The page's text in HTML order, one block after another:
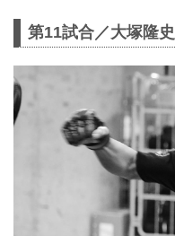
第11試合／大塚隆